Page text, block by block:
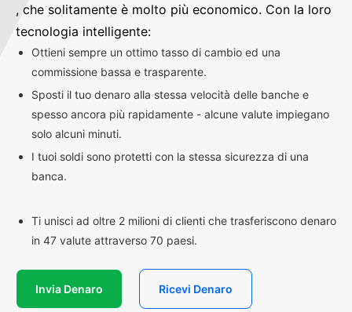
, che solitamente è molto più economico. Con la loro
tecnologia intelligente:
Ottieni sempre un ottimo tasso di cambio ed una
commissione bassa e trasparente.
Sposti il tuo denaro alla stessa velocità delle banche e
spesso ancora più rapidamente - alcune valute impiegano
solo alcuni minuti.
I tuoi soldi sono protetti con la stessa sicurezza di una
banca.
Ti unisci ad oltre 2 milioni di clienti che trasferiscono denaro
in 47 valute attraverso 70 paesi.
Invia Denaro Ricevi Denaro